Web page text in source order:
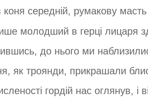
середній, румакову масть
молодший в герці лицаря
до нього ми
як троянди, прикрашали
гордій нас оглянув, і